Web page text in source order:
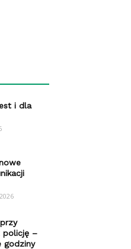
i dla
policję –
godziny